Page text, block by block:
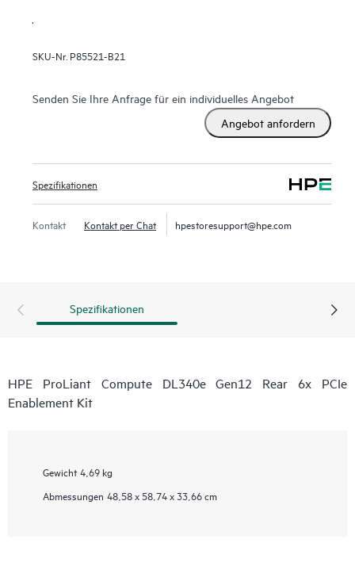
SKU-Nr. P85521-B21
Senden Sie Ihre Anfrage für ein individuelles Angebot
Angebot anfordern
Spezifikationen
Kontakt Kontakt per Chat hpestoresupport@hpe.com
Spezifikationen
HPE ProLiant Compute DL340e Gen12 Rear 6x PCIe
Enablement Kit
Gewicht 4,69 kg
Abmessungen 48,58 x 58,74 x 33,66 cm